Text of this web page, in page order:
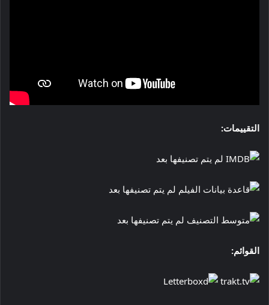
التقييمات:
لم يتم تصنيفها بعد
لم يتم تصنيفها بعد
لم يتم تصنيفها بعد
القوائم: